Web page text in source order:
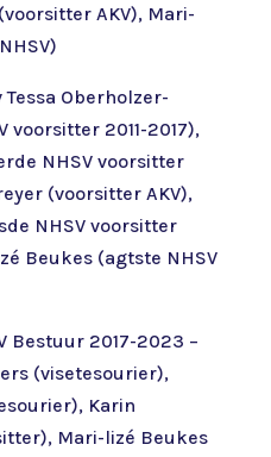
AKV), Mari-
Oberholzer-
voorsitter 2011-2017),
NHSV voorsitter
(voorsitter AKV),
NHSV voorsitter
Beukes (agtste NHSV
Bestuur 2017-2023 –
(visetesourier),
Karin
Mari-lizé Beukes